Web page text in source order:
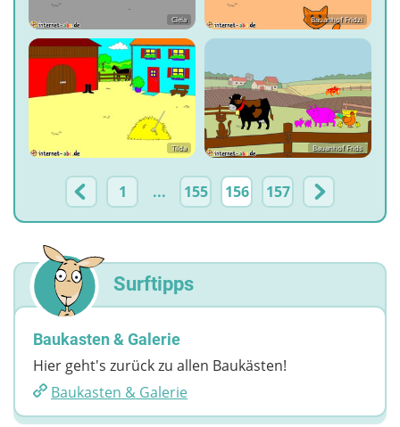
Cleia Bauanhof Fridzi
Tilda Bauanhof Frids
1 ... 155 156 157
Surftipps
Baukasten & Galerie
Hier geht's zurück zu allen Baukästen!
Baukasten & Galerie